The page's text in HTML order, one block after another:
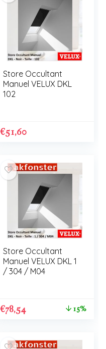
Store Occultant
Manuel VELUX DKL
102
€51,60
Store Occultant
Manuel VELUX DKL 1
/ 304 / M04
€78,54 15%